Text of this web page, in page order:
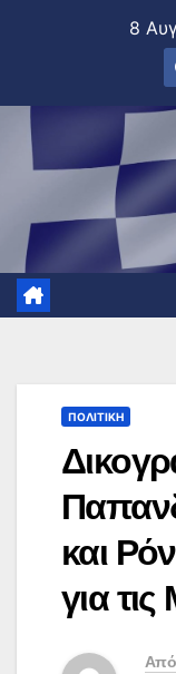
8
ΠΟΛΙΤΙΚΉ
και
για
Από